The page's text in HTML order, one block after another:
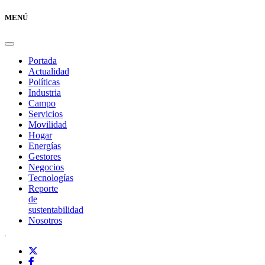
MENÚ
Portada
Actualidad
Políticas
Industria
Campo
Servicios
Movilidad
Hogar
Energías
Gestores
Negocios
Tecnologías
Reporte
de
sustentabilidad
Nosotros